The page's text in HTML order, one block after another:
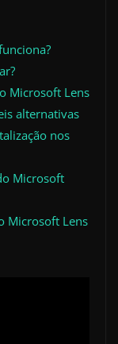
Microsoft Lens
alternativas
nos
Microsoft
Microsoft Lens